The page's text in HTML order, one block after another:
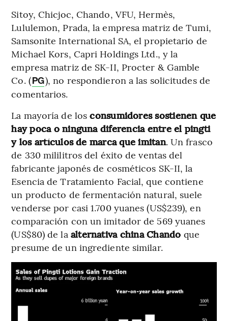
Sitoy, Chicjoc, Chando, VFU, Hermès,
Lululemon, Prada, la empresa matriz de Tumi,
Samsonite International SA, el propietario de
Michael Kors, Capri Holdings Ltd., y la
empresa matriz de SK-II, Procter & Gamble
Co. (PG), no respondieron a las solicitudes de
comentarios.
La mayoría de los consumidores sostienen que
hay poca o ninguna diferencia entre el pingti
y los artículos de marca que imitan. Un frasco
de 330 mililitros del éxito de ventas del
fabricante japonés de cosméticos SK-II, la
Esencia de Tratamiento Facial, que contiene
un producto de fermentación natural, suele
venderse por casi 1.700 yuanes (US$239), en
comparación con un imitador de 569 yuanes
(US$80) de la alternativa china Chando que
presume de un ingrediente similar.